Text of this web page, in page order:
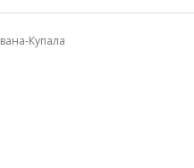
Купала